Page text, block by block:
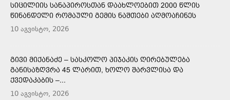
ᲡᲘᲪᲘᲚᲘᲘᲡ ᲡᲐᲜᲐᲞᲘᲠᲝᲡᲗᲐᲜ ᲓᲐᲐᲮᲚᲝᲔᲑᲘᲗ 2000 ᲬᲚᲘᲡ
ᲬᲘᲜᲐᲜᲓᲔᲚᲘ ᲠᲝᲛᲐᲣᲚᲘ ᲒᲔᲛᲘᲡ ᲜᲐᲨᲗᲔᲑᲘ ᲐᲦᲛᲝᲐᲩᲘᲜᲔᲡ
10 აგვისტო, 2026
ᲒᲘᲕᲘ ᲛᲘᲥᲐᲜᲐᲫᲔ – ᲡᲐᲡᲙᲝᲚᲝ ᲞᲘᲯᲐᲙᲘᲡ ᲦᲘᲠᲔᲑᲣᲚᲔᲑᲐ
ᲒᲐᲜᲘᲡᲐᲖᲦᲕᲠᲐ 45 ᲚᲐᲠᲘᲗ, ᲮᲝᲚᲝ ᲨᲐᲠᲕᲚᲘᲡᲐ ᲓᲐ
ᲥᲕᲔᲓᲐᲙᲐᲑᲘᲡ –...
10 აგვისტო, 2026